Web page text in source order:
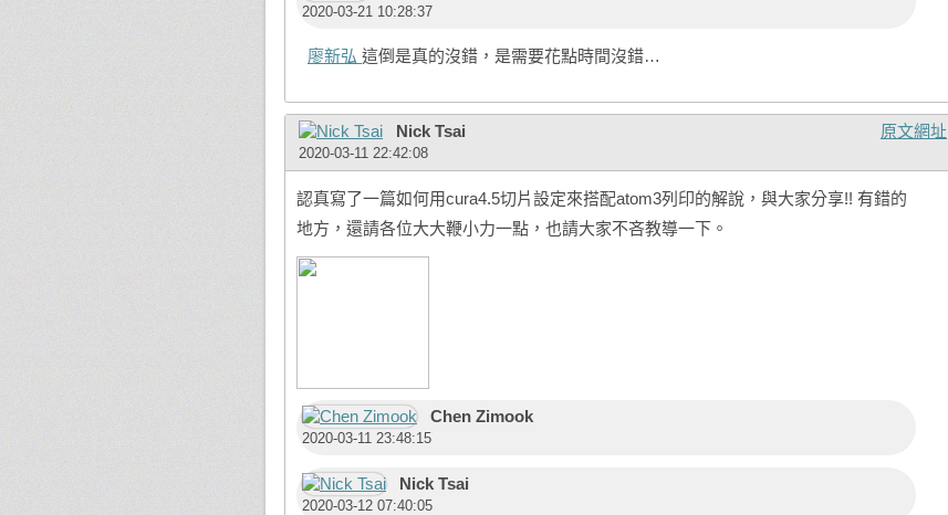
2020-03-21 10:28:37
廖新弘 這倒是真的沒錯，是需要花點時間沒錯…
原文網址
Nick Tsai
2020-03-11 22:42:08
認真寫了一篇如何用cura4.5切片設定來搭配atom3列印的解說，與大家分享!! 有錯的
地方，還請各位大大鞭小力一點，也請大家不吝教導一下。
Chen Zimook
2020-03-11 23:48:15
Nick Tsai
2020-03-12 07:40:05